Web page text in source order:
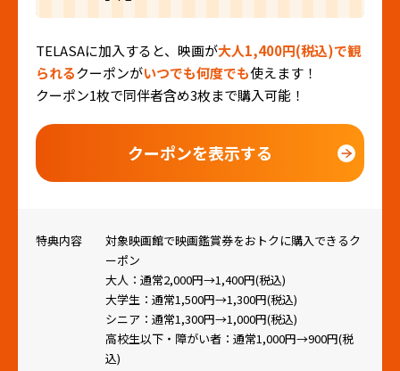
TELASAに加入すると、映画が大人1,400円(税込)で観
られるクーポンがいつでも何度でも使えます！
クーポン1枚で同伴者含め3枚まで購入可能！
クーポンを表示する
特典内容
対象映画館で映画鑑賞券をおトクに購入できるク
ーポン
大人：通常2,000円→1,400円(税込)
大学生：通常1,500円→1,300円(税込)
シニア：通常1,300円→1,000円(税込)
高校生以下・障がい者：通常1,000円→900円(税
込)